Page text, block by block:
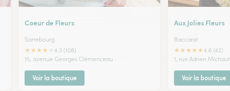
Coeur de Fleurs
Sarrebourg
★★★★
4.3 (108)
15, avenue Georges Clémenceau
Voir la boutique
Aux Jolies Fleurs
Baccarat
★★★★★4.6 (42)
1, rue Adrien Michaut
Voir la boutique